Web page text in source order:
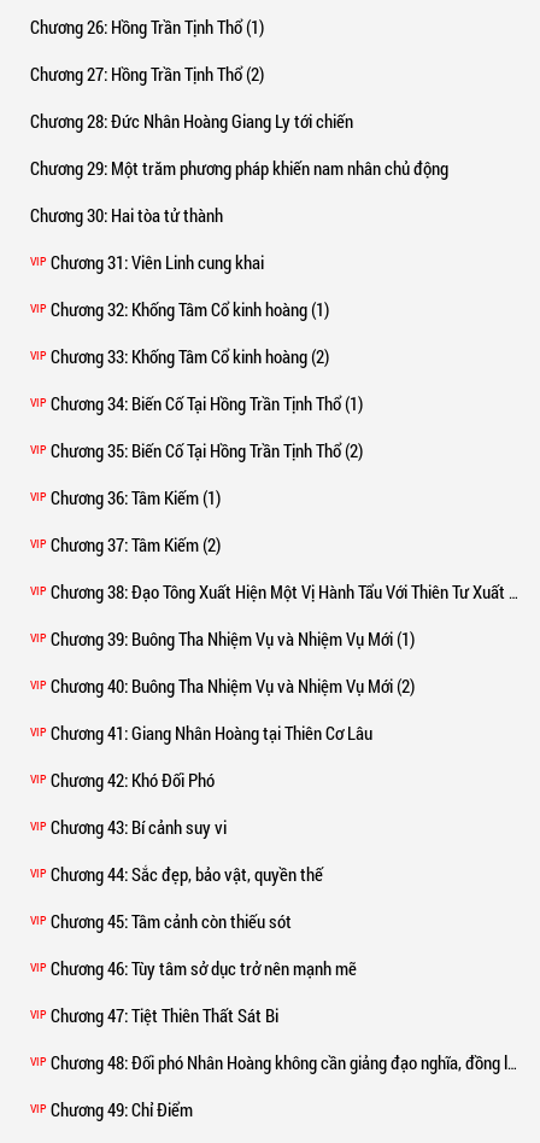
Chương 26: Hồng Trần Tịnh Thổ (1)
Chương 27: Hồng Trần Tịnh Thổ (2)
Chương 28: Đức Nhân Hoàng Giang Ly tới chiến
Chương 29: Một trăm phương pháp khiến nam nhân chủ động
Chương 30: Hai tòa tử thành
VIP Chương 31: Viên Linh cung khai
VIP Chương 32: Khống Tâm Cổ kinh hoàng (1)
VIP Chương 33: Khống Tâm Cổ kinh hoàng (2)
VIP Chương 34: Biến Cố Tại Hồng Trần Tịnh Thổ (1)
VIP Chương 35: Biến Cố Tại Hồng Trần Tịnh Thổ (2)
VIP Chương 36: Tâm Kiếm (1)
VIP Chương 37: Tâm Kiếm (2)
VIP Chương 38: Đạo Tông Xuất Hiện Một Vị Hành Tẩu Với Thiên Tư Xuất Chúng
VIP Chương 39: Buông Tha Nhiệm Vụ và Nhiệm Vụ Mới (1)
VIP Chương 40: Buông Tha Nhiệm Vụ và Nhiệm Vụ Mới (2)
VIP Chương 41: Giang Nhân Hoàng tại Thiên Cơ Lâu
VIP Chương 42: Khó Đối Phó
VIP Chương 43: Bí cảnh suy vi
VIP Chương 44: Sắc đẹp, bảo vật, quyền thế
VIP Chương 45: Tâm cảnh còn thiếu sót
VIP Chương 46: Tùy tâm sở dục trở nên mạnh mẽ
VIP Chương 47: Tiệt Thiên Thất Sát Bi
VIP Chương 48: Đối phó Nhân Hoàng không cần giảng đạo nghĩa, đồng loạt tiến công
VIP Chương 49: Chỉ Điểm